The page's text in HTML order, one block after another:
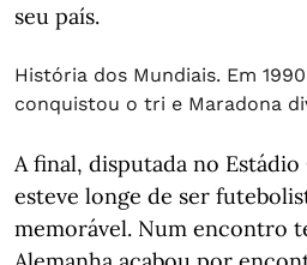
seu país.
História dos Mundiais. Em
conquistou o tri e Maradona
A final, disputada no
esteve longe de ser
memorável. Num encontro